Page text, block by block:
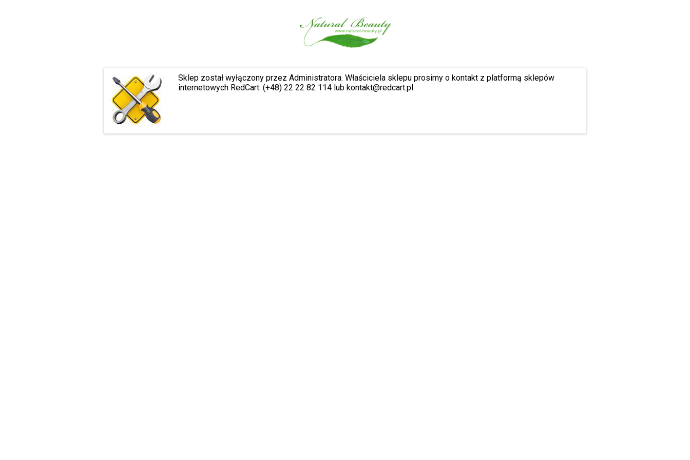
Sklep został wyłączony przez Administratora. Właściciela sklepu prosimy o kontakt z platformą sklepów
internetowych RedCart: (+48) 22 22 82 114 lub kontakt@redcart.pl